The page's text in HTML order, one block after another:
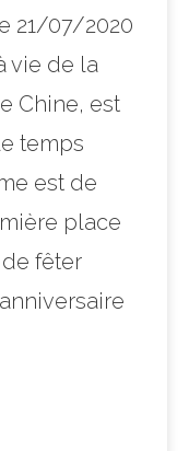
21/07/2020
vie de la
Chine, est
temps
est de
place
de fêter